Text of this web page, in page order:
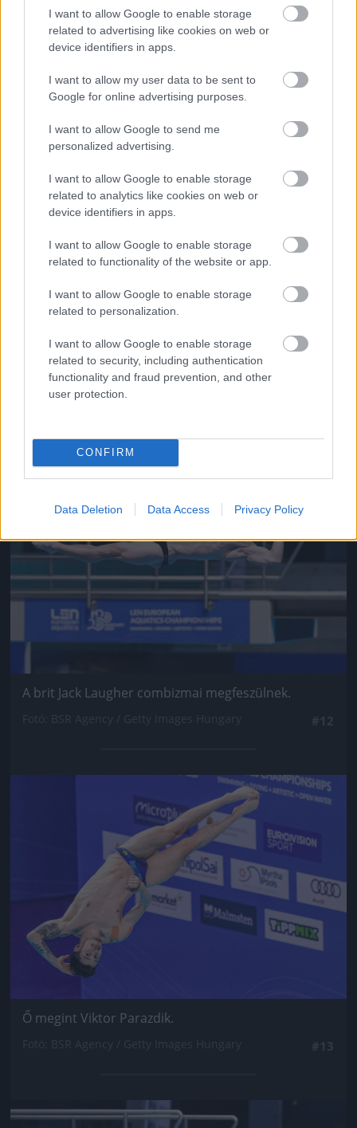
I want to allow Google to enable storage
related to advertising like cookies on web or
device identifiers in apps.
I want to allow my user data to be sent to
Google for online advertising purposes.
I want to allow Google to send me
personalized advertising.
I want to allow Google to enable storage
related to analytics like cookies on web or
device identifiers in apps.
I want to allow Google to enable storage
related to functionality of the website or app.
I want to allow Google to enable storage
related to personalization.
I want to allow Google to enable storage
related to security, including authentication
functionality and fraud prevention, and other
user protection.
CONFIRM
Data Deletion Data Access Privacy Policy
Az orosz Alekszandr Bondar ökölbe szorított talppal
a levegőben.
Jön még kép!
Timo Barthel a levegőben.
Fotó: BSR Agency / Getty Images Hungary
Jön még kép!
A brit Jack Laugher combizmai megfeszülnek.
Jön még kép!
Ő megint Viktor Parazdik.
Jön még kép!